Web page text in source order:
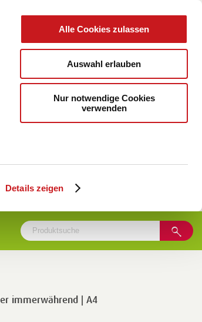
Details zeigen
Alle Cookies zulassen
Auswahl erlauben
Nur notwendige Cookies
verwenden
immerwährend | A4